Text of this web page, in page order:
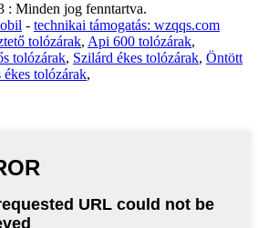
Minden jog fenntartva.
- technikai támogatás: wzqqs.com
tolózárak, Api 600 tolózárak,
tolózárak, Szilárd ékes tolózárak, Öntött
ékes tolózárak,